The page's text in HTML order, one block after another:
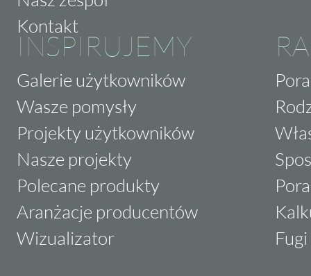
Kontakt
INSPIRUJEMY
Galerie użytkowników
Wasze pomysły
Projekty użytkowników
Nasze projekty
Polecane produkty
Aranżacje producentów
Wizualizator